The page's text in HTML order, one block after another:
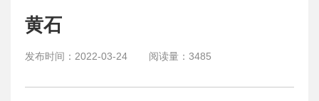
黄石
发布时间： 2022-03-24 阅读量： 3485